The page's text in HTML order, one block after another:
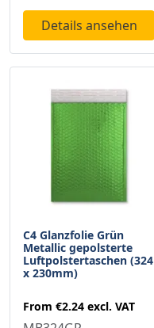
Details ansehen
C4 Glanzfolie Grün
Metallic gepolsterte
Luftpolstertaschen (324
x 230mm)
From €2.24 excl. VAT